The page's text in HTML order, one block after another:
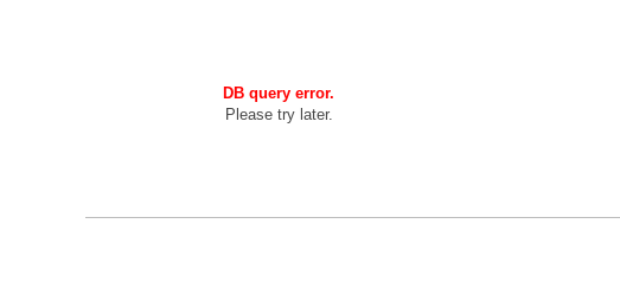
DB query error.
Please try later.